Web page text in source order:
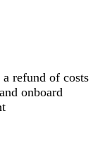
refund of costs
onboard